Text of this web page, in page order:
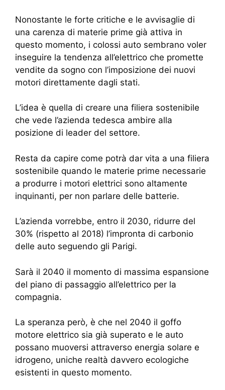
Nonostante le forte critiche e le avvisaglie di
una carenza di materie prime già attiva in
questo momento, i colossi auto sembrano voler
inseguire la tendenza all’elettrico che promette
vendite da sogno con l’imposizione dei nuovi
motori direttamente dagli stati.
L’idea è quella di creare una filiera sostenibile
che vede l’azienda tedesca ambire alla
posizione di leader del settore.
Resta da capire come potrà dar vita a una filiera
sostenibile quando le materie prime necessarie
a produrre i motori elettrici sono altamente
inquinanti, per non parlare delle batterie.
L’azienda vorrebbe, entro il 2030, ridurre del
30% (rispetto al 2018) l’impronta di carbonio
delle auto seguendo gli Parigi.
Sarà il 2040 il momento di massima espansione
del piano di passaggio all’elettrico per la
compagnia.
La speranza però, è che nel 2040 il goffo
motore elettrico sia già superato e le auto
possano muoversi attraverso energia solare e
idrogeno, uniche realtà davvero ecologiche
esistenti in questo momento.